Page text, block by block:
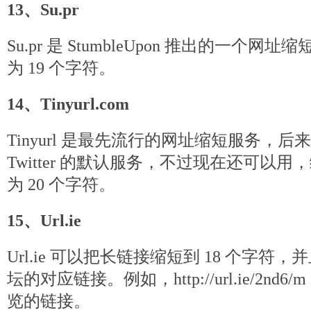
13、Su.pr
Su.pr 是 StumbleUpon 推出的一个网址缩
为 19 个字符。
14、Tinyurl.com
Tinyurl 是最先流行的网址缩短服务，后
Twitter 的默认服务，不过现在还可以用
为 20 个字符。
15、Url.ie
Url.ie 可以把长链接缩短到 18 个字符，
坛的对应链接。例如，http://url.ie/2nd6/
览的链接。